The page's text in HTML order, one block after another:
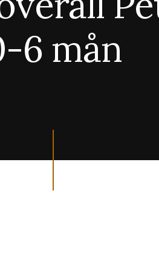
6 mån